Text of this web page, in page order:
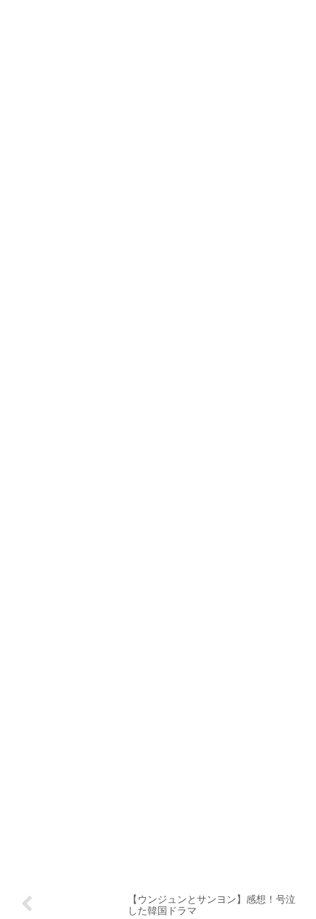
【ウンジュンとサンヨン】感想！号泣
した韓国ドラマ